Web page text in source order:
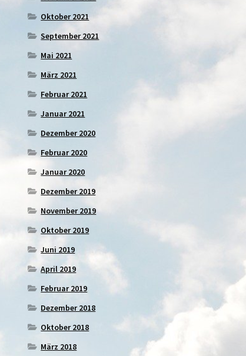
Oktober 2021
September 2021
Mai 2021
März 2021
Februar 2021
Januar 2021
Dezember 2020
Februar 2020
Januar 2020
Dezember 2019
November 2019
Oktober 2019
Juni 2019
April 2019
Februar 2019
Dezember 2018
Oktober 2018
März 2018